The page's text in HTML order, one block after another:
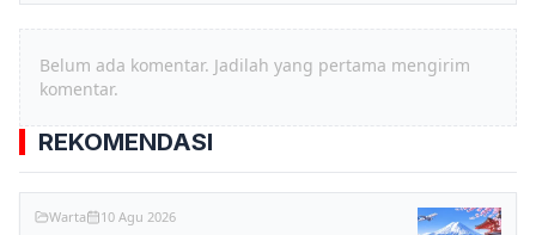
Belum ada komentar. Jadilah yang pertama mengirim
komentar.
REKOMENDASI
Warta 10 Agu 2026